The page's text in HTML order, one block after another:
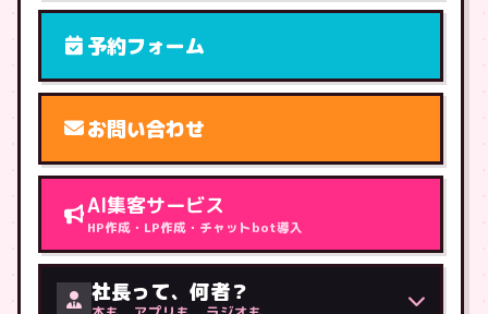
予約フォーム
お問い合わせ
AI集客サービス
HP作成・LP作成・チャットbot導入
社長って、何者？